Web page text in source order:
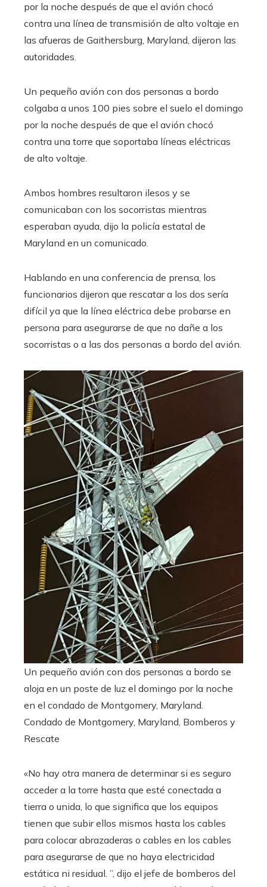
por la noche después de que el avión chocó
contra una línea de transmisión de alto voltaje en
las afueras de Gaithersburg, Maryland, dijeron las
autoridades.
Un pequeño avión con dos personas a bordo
colgaba a unos 100 pies sobre el suelo el domingo
por la noche después de que el avión chocó
contra una torre que soportaba líneas eléctricas
de alto voltaje.
Ambos hombres resultaron ilesos y se
comunicaban con los socorristas mientras
esperaban ayuda, dijo la policía estatal de
Maryland en un comunicado.
Hablando en una conferencia de prensa, los
funcionarios dijeron que rescatar a los dos sería
difícil ya que la línea eléctrica debe probarse en
persona para asegurarse de que no dañe a los
socorristas o a las dos personas a bordo del avión.
Un pequeño avión con dos personas a bordo se
aloja en un poste de luz el domingo por la noche
en el condado de Montgomery, Maryland.
Condado de Montgomery, Maryland, Bomberos y
Rescate
«No hay otra manera de determinar si es seguro
acceder a la torre hasta que esté conectada a
tierra o unida, lo que significa que los equipos
tienen que subir ellos mismos hasta los cables
para colocar abrazaderas o cables en los cables
para asegurarse de que no haya electricidad
estática ni residual. ”, dijo el jefe de bomberos del